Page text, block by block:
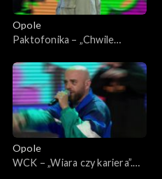
Opole
Paktofonika – „Chwile
„Hip-hop. Jedno podwórko”
Opole
WCK – „Wiara czy kariera”.